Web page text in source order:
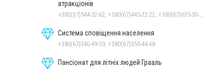
атракціонів
+380(67)544-52-62, +380(67)445-22-22, +380(67)635-50-50
Система сповіщення населення
+380(67)340-49-59, +380(67)350-44-68
Пансіонат для літніх людей Грааль